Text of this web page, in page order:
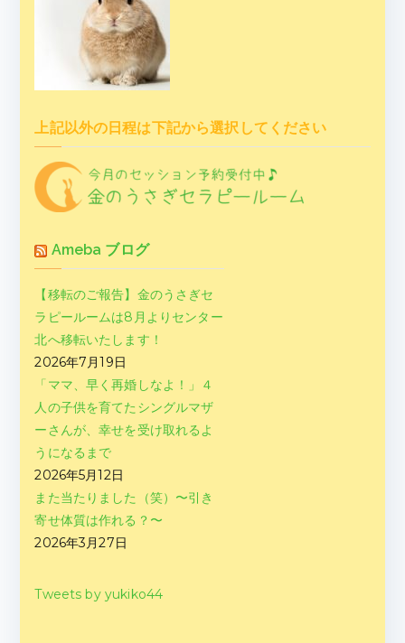
上記以外の日程は下記から選択してください
Ameba ブログ
【移転のご報告】金のうさぎセ
ラピールームは8月よりセンター
北へ移転いたします！
2026年7月19日
「ママ、早く再婚しなよ！」４
人の子供を育てたシングルマザ
ーさんが、幸せを受け取れるよ
うになるまで
2026年5月12日
また当たりました（笑）〜引き
寄せ体質は作れる？〜
2026年3月27日
Tweets by yukiko44